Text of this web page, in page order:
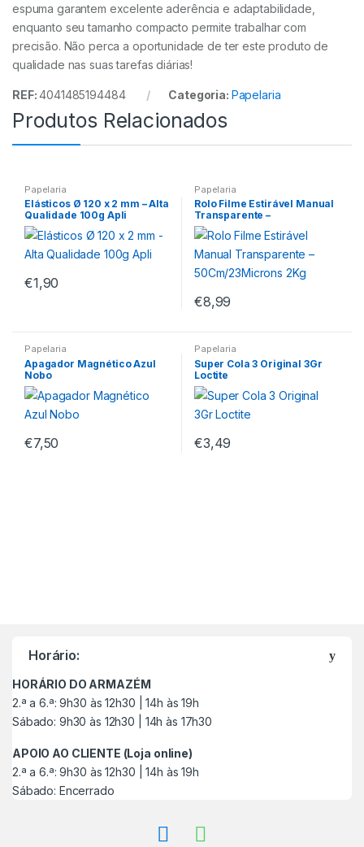
espuma garantem excelente aderência e adaptabilidade,
enquanto seu tamanho compacto permite trabalhar com
precisão. Não perca a oportunidade de ter este produto de
qualidade nas suas tarefas diárias!
REF:4041485194484 Categoria: Papelaria
Produtos Relacionados
Papelaria
Elásticos Ø 120 x 2 mm – Alta
Qualidade 100g Apli
€1,90
Papelaria
Rolo Filme Estirável Manual
Transparente –
50Cm/23Microns 2Kg
€8,99
Papelaria
Apagador Magnético Azul
Nobo
€7,50
Papelaria
Super Cola 3 Original 3Gr
Loctite
€3,49
Horário:
HORÁRIO DO ARMAZÉM
2.ª a 6.ª: 9h30 às 12h30 | 14h às 19h
Sábado: 9h30 às 12h30 | 14h às 17h30
APOIO AO CLIENTE (Loja online)
2.ª a 6.ª: 9h30 às 12h30 | 14h às 19h
Sábado: Encerrado